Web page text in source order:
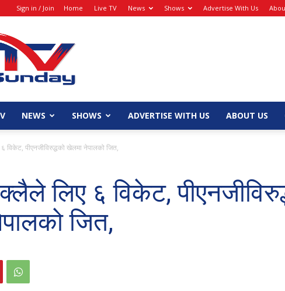
Sign in / Join Home Live TV News Shows Advertise With Us
NEWS SHOWS ADVERTISE WITH US ABOUT US
विकेट, पीएनजीविरुद्धको खेलमा नेपालको जित,
लिए ६ विकेट,
जित,